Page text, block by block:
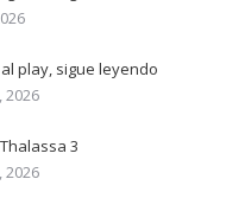
play, sigue leyendo
2026
3
2026